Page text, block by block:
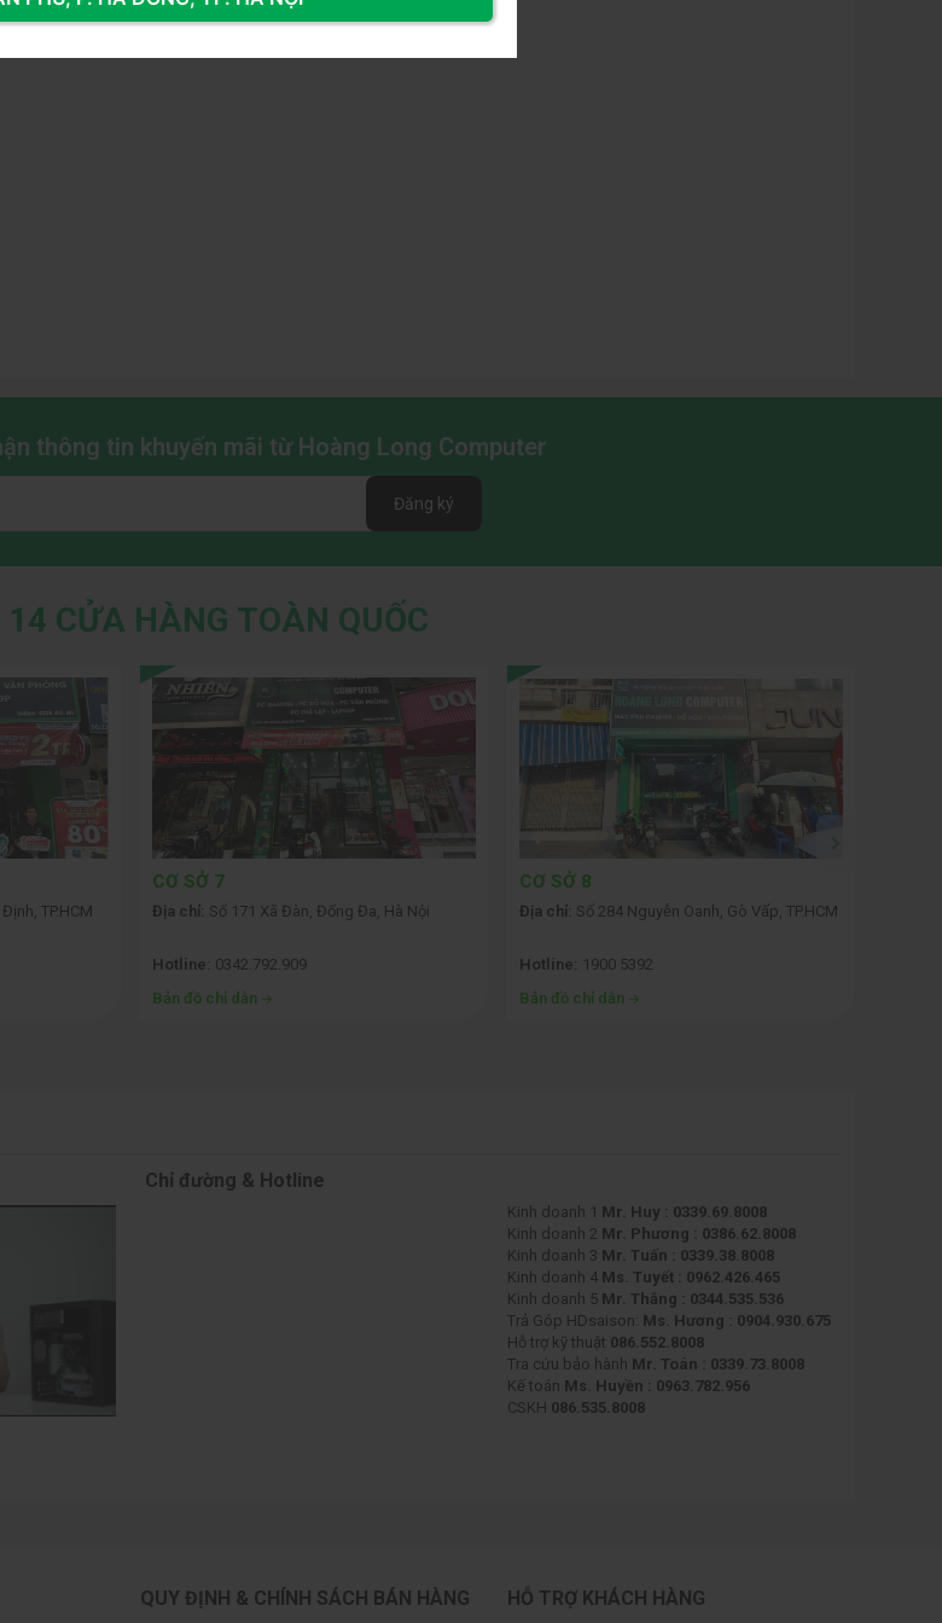
thông tin khuyến mãi từ Hoàng Long Computer
Đăng ký
14 CỬA HÀNG TOÀN QUỐC
TP.HCM
CƠ SỞ 7
Địa chỉ: Số 171 Xã Đàn, Đống Đa, Hà Nội
Hotline: 0342.792.909
Bản đồ chỉ dẫn
CƠ SỞ 8
Địa chỉ: Số 284 Nguyễn Oanh, Gò Vấp, TP.HCM
Hotline: 1900 5392
Bản đồ chỉ dẫn
Chỉ đường & Hotline
Kinh doanh 1 Mr. Huy : 0339.69.8008
Kinh doanh 2 Mr. Phương : 0386.62.8008
Kinh doanh 3 Mr. Tuấn : 0339.38.8008
Kinh doanh 4 Ms. Tuyết : 0962.426.465
Kinh doanh 5 Mr. Thắng : 0344.535.536
Trả Góp HDsaison: Ms. Hương : 0904.930.675
Hỗ trợ kỹ thuật 086.552.8008
Tra cứu bảo hành Mr. Toán : 0339.73.8008
Kế toán Ms. Huyền : 0963.782.956
CSKH 086.535.8008
QUY ĐỊNH & CHÍNH SÁCH BÁN HÀNG HỖ TRỢ KHÁCH HÀNG